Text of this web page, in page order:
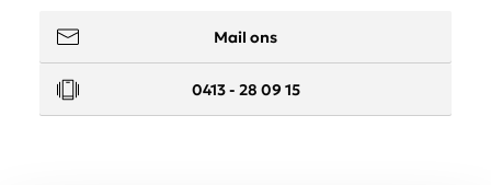
Mail ons
0413 - 28 09 15